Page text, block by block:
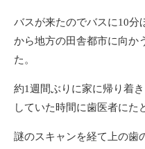
バスが来たのでバスに10分
から地方の田舎都市に向か
た。
約1週間ぶりに家に帰り着
していた時間に歯医者にた
謎のスキャンを経て上の歯